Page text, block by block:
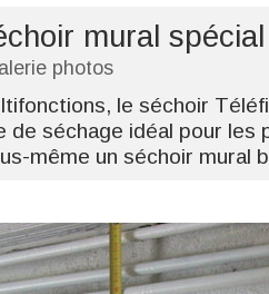
mural
photos
le séchoir
de séchage idéal pour
même un séchoir mural